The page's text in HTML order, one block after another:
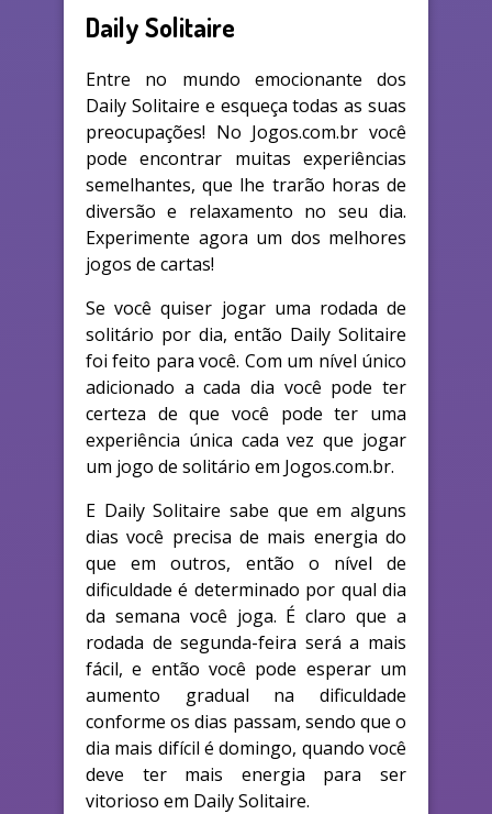
Daily Solitaire
Entre no mundo emocionante dos
Daily Solitaire e esqueça todas as suas
preocupações! No Jogos.com.br você
pode encontrar muitas experiências
semelhantes, que lhe trarão horas de
diversão e relaxamento no seu dia.
Experimente agora um dos melhores
jogos de cartas!
Se você quiser jogar uma rodada de
solitário por dia, então Daily Solitaire
foi feito para você. Com um nível único
adicionado a cada dia você pode ter
certeza de que você pode ter uma
experiência única cada vez que jogar
um jogo de solitário em Jogos.com.br.
E Daily Solitaire sabe que em alguns
dias você precisa de mais energia do
que em outros, então o nível de
dificuldade é determinado por qual dia
da semana você joga. É claro que a
rodada de segunda-feira será a mais
fácil, e então você pode esperar um
aumento gradual na dificuldade
conforme os dias passam, sendo que o
dia mais difícil é domingo, quando você
deve ter mais energia para ser
vitorioso em Daily Solitaire.